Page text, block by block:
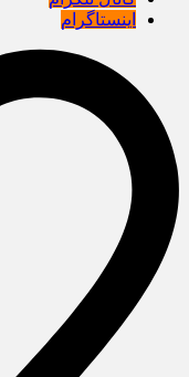
اینستاگرام